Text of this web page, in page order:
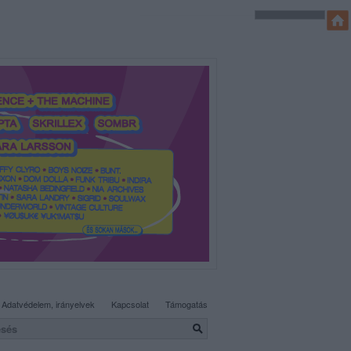
Adatvédelem, irányelvek Kapcsolat Támogatás